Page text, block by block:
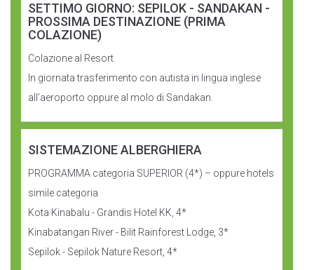
SETTIMO GIORNO: SEPILOK - SANDAKAN -
PROSSIMA DESTINAZIONE (PRIMA
COLAZIONE)
Colazione al Resort.
In giornata trasferimento con autista in lingua inglese
all’aeroporto oppure al molo di Sandakan.
SISTEMAZIONE ALBERGHIERA
PROGRAMMA categoria SUPERIOR (4*) – oppure hotels
simile categoria
Kota Kinabalu - Grandis Hotel KK, 4*
Kinabatangan River - Bilit Rainforest Lodge, 3*
Sepilok - Sepilok Nature Resort, 4*